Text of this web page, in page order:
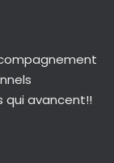
avancent!!